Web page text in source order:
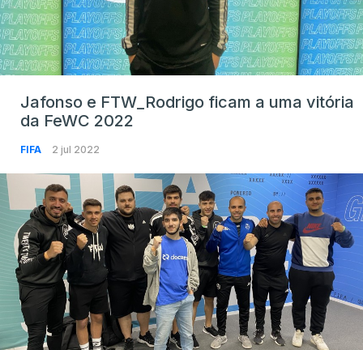
Jafonso e FTW_Rodrigo ficam a uma vitória
da FeWC 2022
FIFA 2 jul 2022